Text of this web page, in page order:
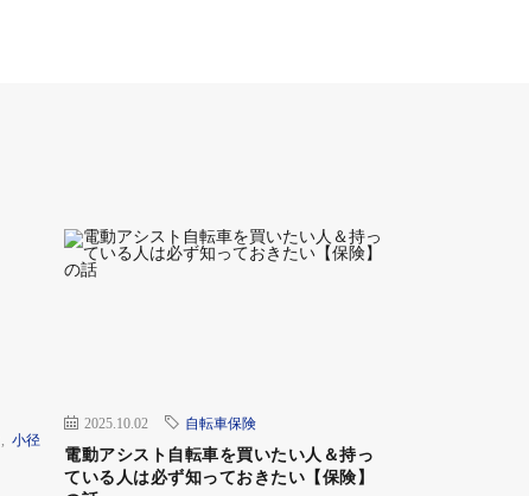
小径
2025.10.02 自転車保険
電動アシスト自転車を買いたい人＆持っ
ている人は必ず知っておきたい【保険】